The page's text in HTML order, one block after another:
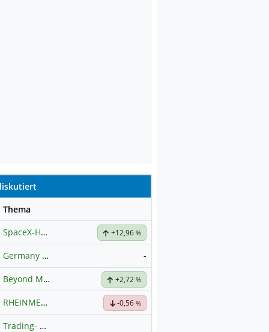
Thema
SpaceX-Haupt-Hauptforum +12,96%
Germany 40 / DAX Prognose -
Beyond Meat Hauptdiskussion +2,72%
RHEINMETALL Hauptdiskussion-0,56%
Trading- und Aktien-Chat